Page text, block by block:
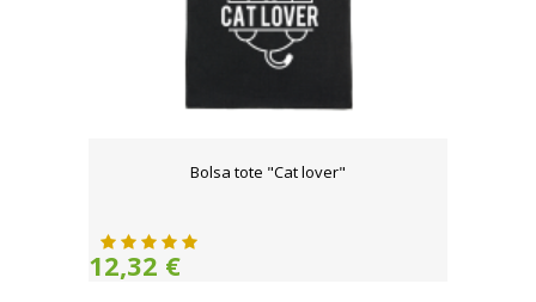
Bolsa tote "Cat lover"
12,32 €